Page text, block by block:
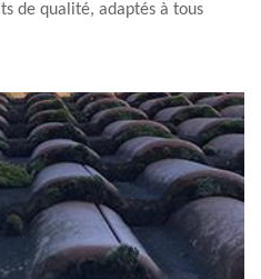
de qualité, adaptés à tous